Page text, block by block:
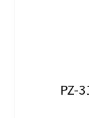
PZ-